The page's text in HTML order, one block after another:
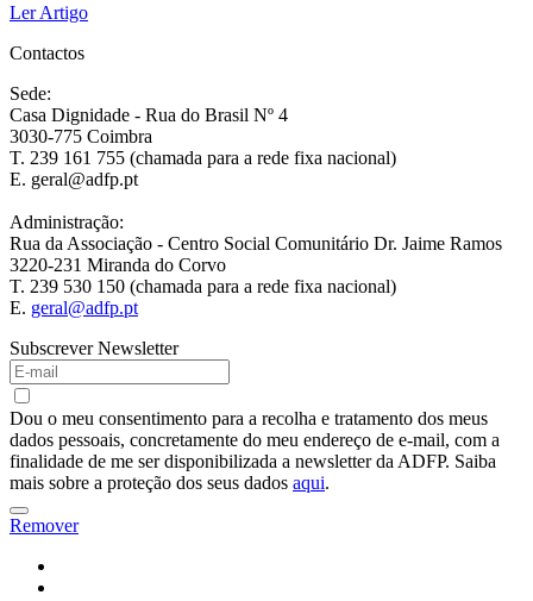
Ler Artigo
Contactos
Sede:
Casa Dignidade - Rua do Brasil Nº 4
3030-775 Coimbra
T. 239 161 755 (chamada para a rede fixa nacional)
E. geral@adfp.pt
Administração:
Rua da Associação - Centro Social Comunitário Dr. Jaime Ramos
3220-231 Miranda do Corvo
T. 239 530 150 (chamada para a rede fixa nacional)
E. geral@adfp.pt
Subscrever Newsletter
Dou o meu consentimento para a recolha e tratamento dos meus
dados pessoais, concretamente do meu endereço de e-mail, com a
finalidade de me ser disponibilizada a newsletter da ADFP. Saiba
mais sobre a proteção dos seus dados aqui.
Remover